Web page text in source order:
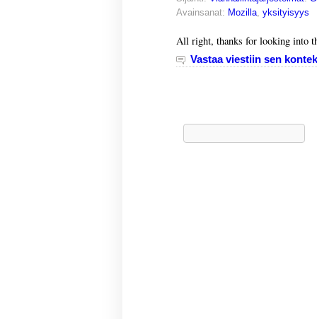
Avainsanat: Mozilla, yksityisyys
All right, thanks for looking into
Vastaa viestiin sen